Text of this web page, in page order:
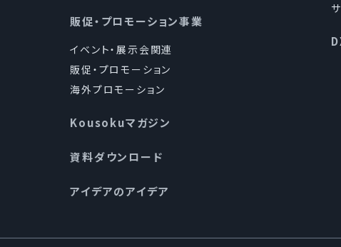
販促・プロモーション事業
イベント・展示会関連
販促・プロモーション
海外プロモーション
Kousokuマガジン
資料ダウンロード
アイデアのアイデア